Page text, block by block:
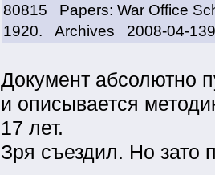
80815 Papers: War Office
1920. Archives 2008-04-
Документ абсолютно
и описывается
17 лет.
Зря съездил. Но зато